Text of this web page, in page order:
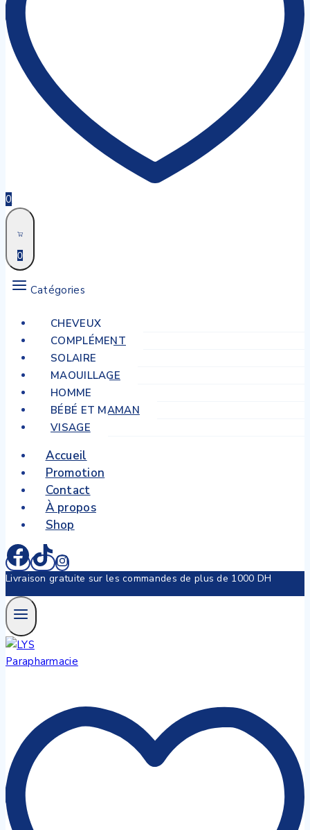
0
0
Catégories
CHEVEUX
COMPLÉMENT
SOLAIRE
MAQUILLAGE
HOMME
BÉBÉ ET MAMAN
VISAGE
Accueil
Promotion
Contact
À propos
Shop
Livraison gratuite sur les commandes de plus de 1000 DH